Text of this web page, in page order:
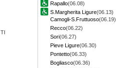
TI
Rapallo(06.08)
S.Margherita Ligure(06.13)
Camogli-S.Fruttuoso(06.19)
Recco(06.22)
Sori(06.27)
Pieve Ligure(06.30)
Pontetto(06.33)
Bogliasco(06.36)